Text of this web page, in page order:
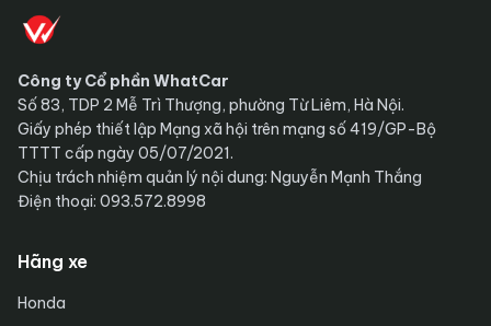
Công ty Cổ phần WhatCar
Số 83, TDP 2 Mễ Trì Thượng, phường Từ Liêm, Hà Nội.
Giấy phép thiết lập Mạng xã hội trên mạng số 419/GP-Bộ
TTTT cấp ngày 05/07/2021.
Chịu trách nhiệm quản lý nội dung: Nguyễn Mạnh Thắng
Điện thoại: 093.572.8998
Hãng xe
Honda